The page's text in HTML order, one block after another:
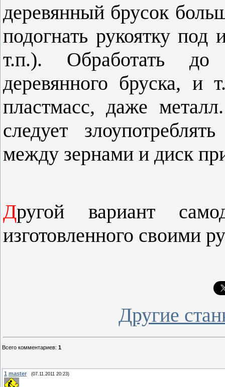
деревянный брусок
подогнать рукоятку под
т.п.). Обработать до
деревянного бруска, и
пластмасс, даже
следует
между зернами и диск
Другой вариант
изготовленного своими
Другие
Всего комментариев: 1
1 master (07.11.2011 20:23)